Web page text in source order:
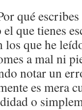
qué
que tienes
los que he
a mal ni
notar un
es mera
o